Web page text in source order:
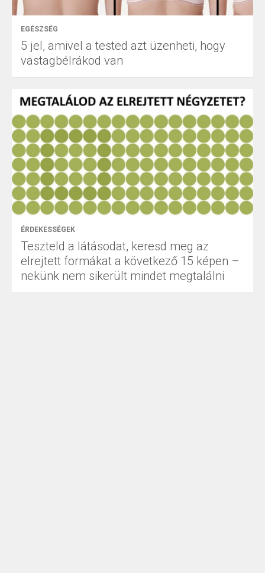
EGÉSZSÉG
5 jel, amivel a tested azt üzenheti, hogy
vastagbélrákod van
ÉRDEKESSÉGEK
Teszteld a látásodat, keresd meg az
elrejtett formákat a következő 15 képen –
nekünk nem sikerült mindet megtalálni